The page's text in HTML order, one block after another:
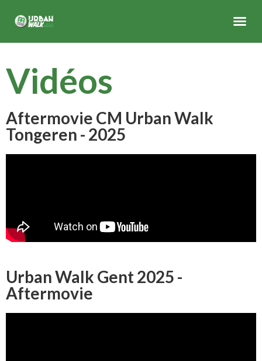
Vidéos
Aftermovie CM Urban Walk
Tongeren - 2025
Urban Walk Gent 2025 -
Aftermovie